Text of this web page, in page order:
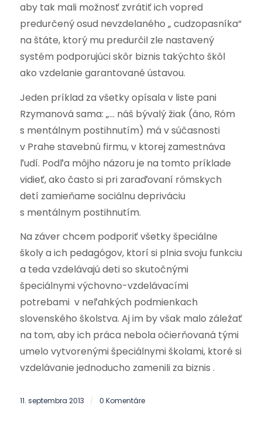
aby tak mali možnosť zvrátiť ich vopred
predurčený osud nevzdelaného „ cudzopasníka“
na štáte, ktorý mu predurčil zle nastavený
systém podporujúci skôr biznis takýchto škôl
ako vzdelanie garantované ústavou.
Jeden príklad za všetky opísala v liste pani
Rzymanová sama: „… náš bývalý žiak (áno, Róm
s mentálnym postihnutím) má v súčasnosti
v Prahe stavebnú firmu, v ktorej zamestnáva
ľudí. Podľa môjho názoru je na tomto príklade
vidieť, ako často si pri zaraďovaní rómskych
detí zamieňame sociálnu depriváciu
s mentálnym postihnutím.
Na záver chcem podporiť všetky špeciálne
školy a ich pedagógov, ktorí si plnia svoju funkciu
a teda vzdelávajú deti so skutočnými
špeciálnymi výchovno-vzdelávacími
potrebami v neľahkých podmienkach
slovenského školstva. Aj im by však malo záležať
na tom, aby ich práca nebola očierňovaná tými
umelo vytvorenými špeciálnymi školami, ktoré si
vzdelávanie jednoducho zamenili za biznis .
11. septembra 2013 / 0 Komentáre